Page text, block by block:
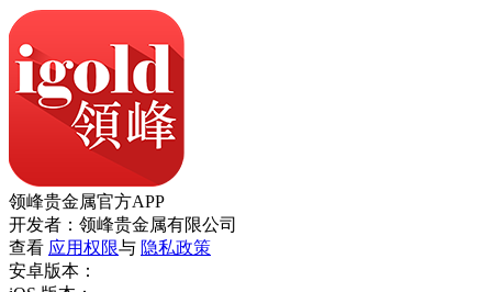
领峰贵金属官方APP
开发者：领峰贵金属有限公司
查看 应用权限与 隐私政策
安卓版本：